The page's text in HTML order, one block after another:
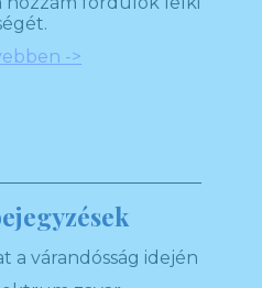
->
a várandósság idején